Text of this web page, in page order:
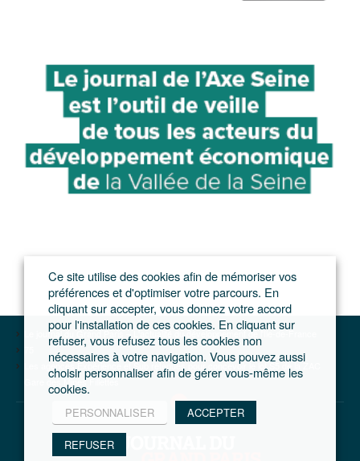
Le journal du Grand Paris – L'actualité du développement de l'Ile-de-France
Les agences Expérience et Sub retenues pour concevoir le lot S5 de la ZAC
Gare des Mines Fillettes
Ce site utilise des cookies afin de mémoriser vos
préférences et d'optimiser votre parcours. En
cliquant sur accepter, vous donnez votre accord
pour l'installation de ces cookies. En cliquant sur
refuser, vous refusez tous les cookies non
nécessaires à votre navigation. Vous pouvez aussi
choisir personnaliser afin de gérer vous-même les
cookies.
PERSONNALISER ACCEPTER
REFUSER